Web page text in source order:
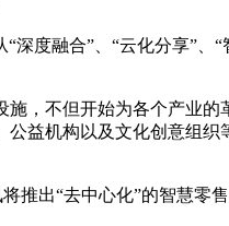
度融合”、“云化分享”、“
施，不但开始为各个产业的
益机构以及文化创意组织
出“去中心化”的智慧零